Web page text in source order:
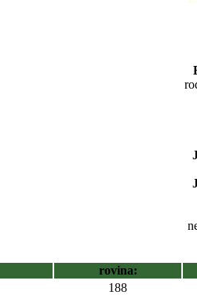
rovina:
188